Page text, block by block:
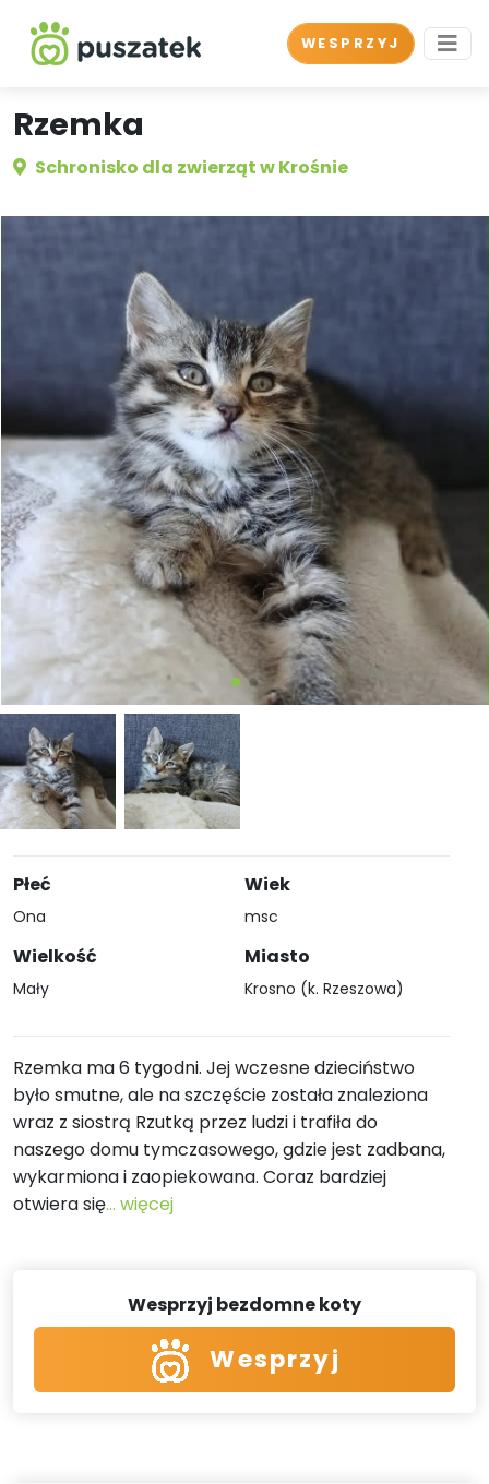
WESPRZYJ
Rzemka
Schronisko dla zwierząt w Krośnie
Płeć
Ona
Wielkość
Mały
Wiek
msc
Miasto
Krosno (k. Rzeszowa)
Rzemka ma 6 tygodni. Jej wczesne dzieciństwo
było smutne, ale na szczęście została znaleziona
wraz z siostrą Rzutką przez ludzi i trafiła do
naszego domu tymczasowego, gdzie jest zadbana,
wykarmiona i zaopiekowana. Coraz bardziej
otwiera się... więcej
Wesprzyj bezdomne koty
Wesprzyj